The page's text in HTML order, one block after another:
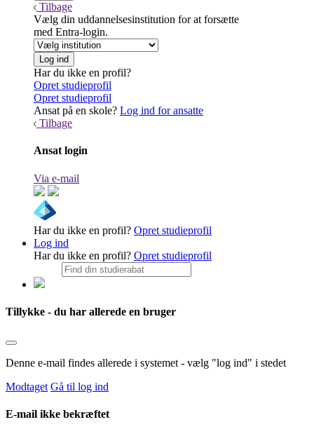
Tilbage
Vælg din uddannelsesinstitution for at forsætte
med Entra-login.
Har du ikke en profil?
Opret studieprofil
Opret studieprofil
Ansat på en skole? Log ind for ansatte
Tilbage
Ansat login
Via e-mail
Har du ikke en profil? Opret studieprofil
Log ind
Har du ikke en profil? Opret studieprofil
Tillykke - du har allerede en bruger
Denne e-mail findes allerede i systemet - vælg "log ind" i stedet
Modtaget Gå til log ind
E-mail ikke bekræftet